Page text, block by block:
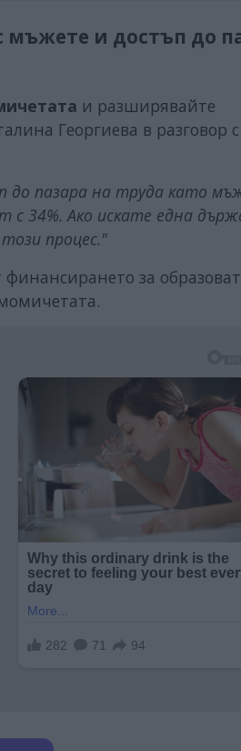
мъжете и достъп до
и разширявайте
Георгиева в разговор с
до пазара на труда като
с 34%. Ако искате една
процес."
за